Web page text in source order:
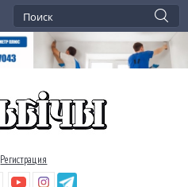
Регистрация